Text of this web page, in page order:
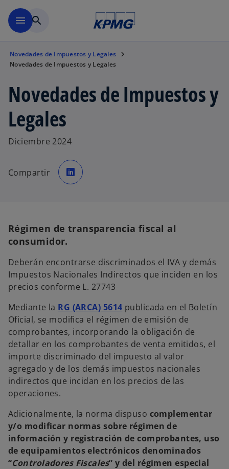
menu search
Novedades de Impuestos y Legales
Novedades de Impuestos y Legales
Novedades de Impuestos y
Legales
Diciembre 2024
Compartir e
a
p
ñ
a
n
u
e
v
Régimen de transparencia fiscal al
consumidor.
Deberán encontrarse discriminados el IVA y demás
Impuestos Nacionales Indirectos que inciden en los
precios conforme L. 27743
Mediante la RG (ARCA) 5614 publicada en el Boletín
Oficial, se modifica el régimen de emisión de
comprobantes, incorporando la obligación de
detallar en los comprobantes de venta emitidos, el
importe discriminado del impuesto al valor
agregado y de los demás impuestos nacionales
indirectos que incidan en los precios de las
operaciones.
Adicionalmente, la norma dispuso complementar
y/o modificar normas sobre régimen de
información y registración de comprobantes, uso
de equipamientos electrónicos denominados
“Controladores Fiscales” y del régimen especial